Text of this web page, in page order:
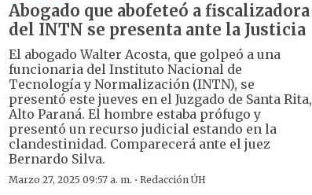
Abogado que abofeteó a fiscalizadora
del INTN se presenta ante la Justicia
El abogado Walter Acosta, que golpeó a una
funcionaria del Instituto Nacional de
Tecnología y Normalización (INTN), se
presentó este jueves en el Juzgado de Santa Rita,
Alto Paraná. El hombre estaba prófugo y
presentó un recurso judicial estando en la
clandestinidad. Comparecerá ante el juez
Bernardo Silva.
Marzo 27, 2025 09:57 a. m. ·Redacción ÚH